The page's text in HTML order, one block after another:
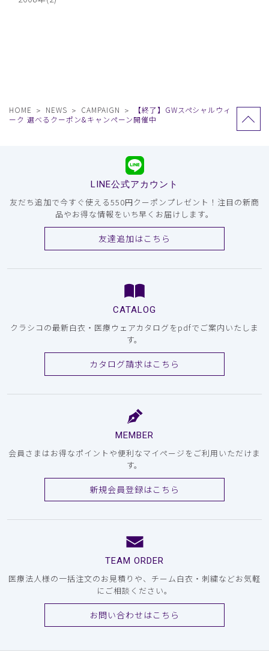
HOME NEWS CAMPAIGN
【終了】GWスペシャルウィ
ーク 選べるクーポン&キャンペーン開催中
LINE公式アカウント
友だち追加で今すぐ使える550円クーポンプレゼント！注目の新商
品やお得な情報をいち早くお届けします。
友達追加はこちら
CATALOG
クラシコの最新白衣・医療ウェアカタログをpdfでご案内いたしま
す。
カタログ請求はこちら
MEMBER
会員さまはお得なポイントや便利なマイページをご利用いただけま
す。
新規会員登録はこちら
TEAM ORDER
医療法人様の一括注文のお見積りや、チーム白衣・刺繍などお気軽
にご相談ください。
お問い合わせはこちら